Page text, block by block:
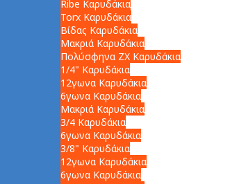
Ribe Καρυδάκια
Torx Καρυδάκια
Βίδας Καρυδάκια
Μακριά Καρυδάκια
Πολύσφηνα ZX Καρυδάκια
1/4" Καρυδάκια
12γωνα Καρυδάκια
6γωνα Καρυδάκια
Μακριά Καρυδάκια
3/4 Καρυδάκια
6γωνα Καρυδάκια
3/8" Καρυδάκια
12γωνα Καρυδάκια
6γωνα Καρυδάκια